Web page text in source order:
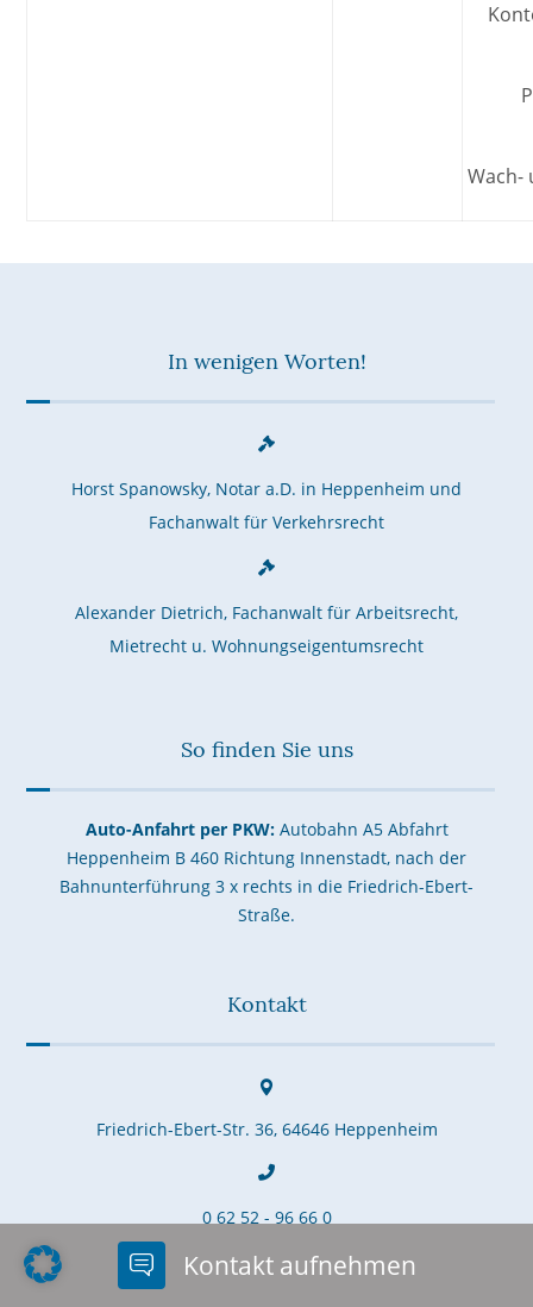
Wach-
In wenigen Worten!
Horst Spanowsky, Notar a.D. in Heppenheim und
Fachanwalt für Verkehrsrecht
Alexander Dietrich, Fachanwalt für Arbeitsrecht,
Mietrecht u. Wohnungseigentumsrecht
So finden Sie uns
Auto-Anfahrt per PKW:Autobahn A5 Abfahrt
Heppenheim B 460 Richtung Innenstadt, nach der
Bahnunterführung 3 x rechts in die Friedrich-Ebert-
Straße.
Kontakt
Friedrich-Ebert-Str. 36, 64646 Heppenheim
0 62 52 - 96 66 0
Kontakt aufnehmen